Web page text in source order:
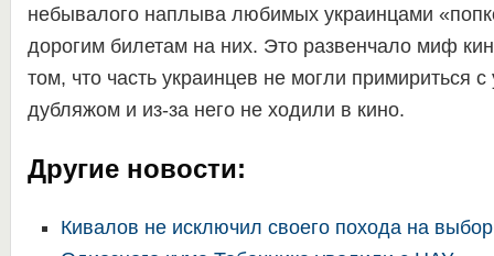
небывалого наплыва любимых украинцами
дорогим билетам на них. Это развенчало миф
том, что часть украинцев не могли примириться с
дубляжом и из-за него не ходили в кино.
Другие новости:
Кивалов не исключил своего похода на